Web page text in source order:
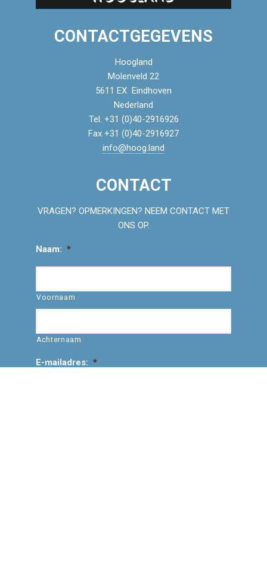
CONTACTGEGEVENS
Hoogland
Molenveld 22
5611 EX Eindhoven
Nederland
Tel. +31 (0)40-2916926
Fax +31 (0)40-2916927
info@hoog.land
CONTACT
VRAGEN? OPMERKINGEN? NEEM CONTACT MET
ONS OP.
Naam: *
Voornaam
Achternaam
E-mailadres: *